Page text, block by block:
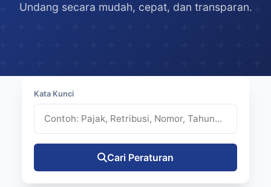
Undang secara mudah, cepat, dan transparan.
Kata Kunci
Cari Peraturan